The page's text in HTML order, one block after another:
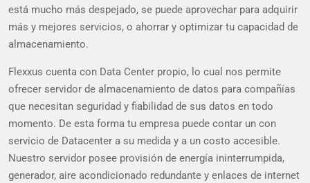
está mucho más despejado, se puede aprovechar para adquirir
más y mejores servicios, o ahorrar y optimizar tu capacidad de
almacenamiento.
Flexxus cuenta con Data Center propio, lo cual nos permite
ofrecer servidor de almacenamiento de datos para compañías
que necesitan seguridad y fiabilidad de sus datos en todo
momento. De esta forma tu empresa puede contar un con
servicio de Datacenter a su medida y a un costo accesible.
Nuestro servidor posee provisión de energía ininterrumpida,
generador, aire acondicionado redundante y enlaces de internet